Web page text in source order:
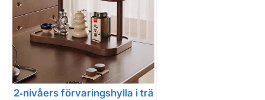
2‑nivåers förvaringshylla i trä